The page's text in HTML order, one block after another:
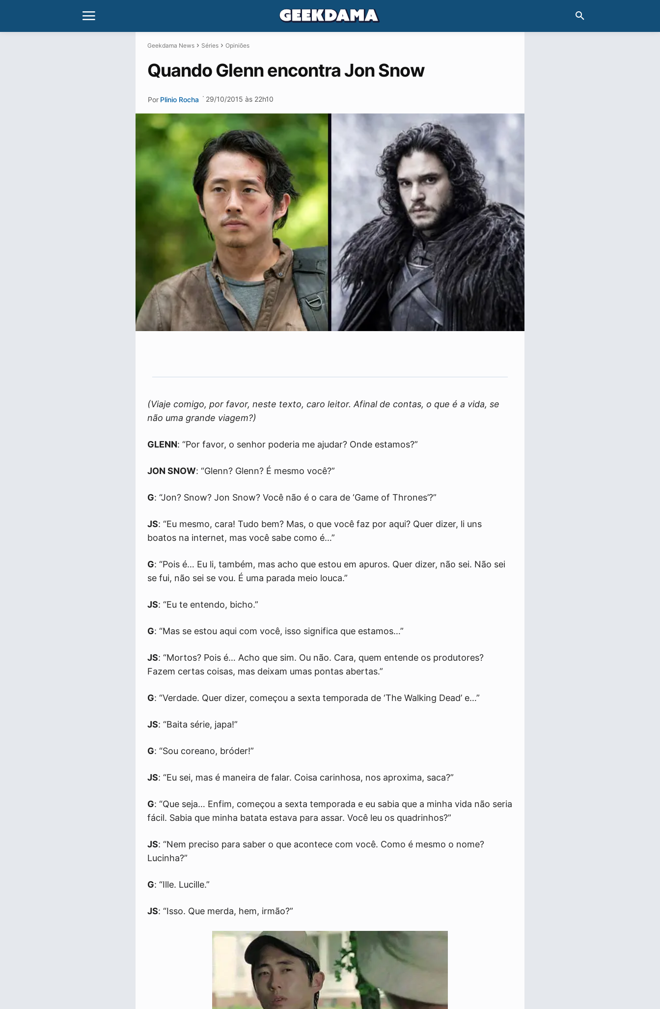
Geekdama News Séries Opiniões
Quando Glenn encontra Jon Snow
Por Plinio Rocha · 29/10/2015 às 22h10
(Viaje comigo, por favor, neste texto, caro leitor. Afinal de contas, o que é a vida, se
não uma grande viagem?)
GLENN: “Por favor, o senhor poderia me ajudar? Onde estamos?”
JON SNOW: “Glenn? Glenn? É mesmo você?”
G: “Jon? Snow? Jon Snow? Você não é o cara de ‘Game of Thrones’?”
JS: “Eu mesmo, cara! Tudo bem? Mas, o que você faz por aqui? Quer dizer, li uns
boatos na internet, mas você sabe como é…”
G: “Pois é… Eu li, também, mas acho que estou em apuros. Quer dizer, não sei. Não sei
se fui, não sei se vou. É uma parada meio louca.”
JS: “Eu te entendo, bicho.”
G: “Mas se estou aqui com você, isso significa que estamos…”
JS: “Mortos? Pois é… Acho que sim. Ou não. Cara, quem entende os produtores?
Fazem certas coisas, mas deixam umas pontas abertas.”
G: “Verdade. Quer dizer, começou a sexta temporada de ‘The Walking Dead’ e…”
JS: “Baita série, japa!”
G: “Sou coreano, bróder!”
JS: “Eu sei, mas é maneira de falar. Coisa carinhosa, nos aproxima, saca?”
G: “Que seja… Enfim, começou a sexta temporada e eu sabia que a minha vida não seria
fácil. Sabia que minha batata estava para assar. Você leu os quadrinhos?”
JS: “Nem preciso para saber o que acontece com você. Como é mesmo o nome?
Lucinha?”
G: “Ille. Lucille.”
JS: “Isso. Que merda, hem, irmão?”